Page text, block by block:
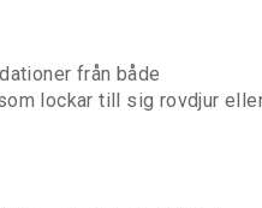
från både
lockar till sig rovdjur